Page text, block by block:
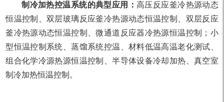
制冷加热控温系统的典型应用：高压反应釜冷热源动态
恒温控制、双层玻璃反应釜冷热源动态恒温控制、双层反应
釜冷热源动态恒温控制、微通道反应器冷热源恒温控制；小
型恒温控制系统、蒸馏系统控温、材料低温高温老化测试、
组合化学冷源热源恒温控制、半导体设备冷却加热、真空室
制冷加热恒温控制。